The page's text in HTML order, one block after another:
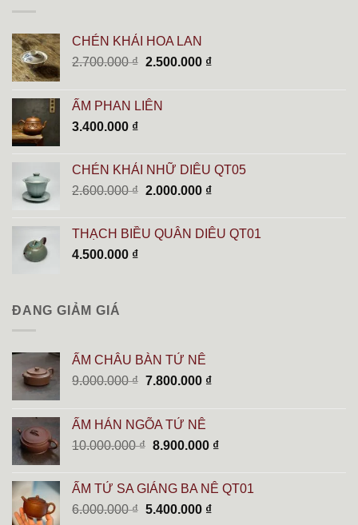
CHÉN KHẢI HOA LAN
2.700.000₫ Giá
2.700.000 ₫.
2.500.000 ₫Giá
ẤM PHAN LIÊN
3.400.000 ₫
CHÉN KHẢI NHỮ DIÊU QT05
2.600.000₫ Giá
2.600.000 ₫.
2.000.000 ₫Giá
tại
là:
THẠCH BIỀU QUÂN DIÊU QT01
4.500.000 ₫
ĐANG GIẢM GIÁ
ẤM CHÂU BÀN TỬ NÊ
9.000.000₫ Giá
9.000.000 ₫.
7.800.000 ₫Giá
7.800.000 ₫.
ẤM HÁN NGÕA TỬ NÊ
10.000.000₫ Giá
là:
10.000.000 ₫.
8.900.000 ₫Giá
là:
ẤM TỬ SA GIÁNG BA NÊ QT01
6.000.000₫ Giá
5.400.000 ₫Giá